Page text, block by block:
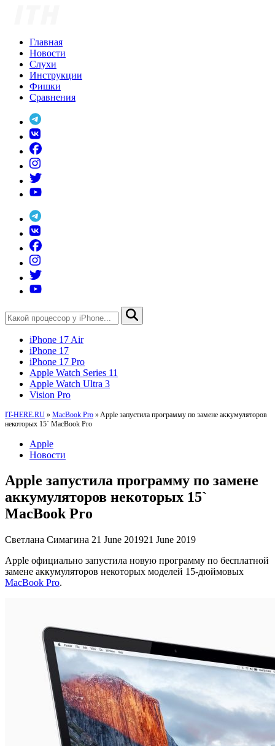
Главная
Новости
Слухи
Инструкции
Фишки
Сравнения
iPhone 17 Air
iPhone 17
iPhone 17 Pro
Apple Watch Series 11
Apple Watch Ultra 3
Vision Pro
IT-HERE.RU » MacBook Pro » Apple запустила программу по замене аккумуляторов
некоторых 15` MacBook Pro
Apple
Новости
Apple запустила программу по замене
аккумуляторов некоторых 15`
MacBook Pro
Светлана Симагина 21 June 201921 June 2019
Apple официально запустила новую программу по бесплатной
замене аккумуляторов некоторых моделей 15-дюймовых
MacBook Pro.